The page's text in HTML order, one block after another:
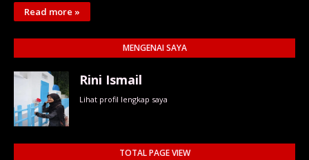
Read more »
MENGENAI SAYA
Rini Ismail
Lihat profil lengkap saya
TOTAL PAGE VIEW